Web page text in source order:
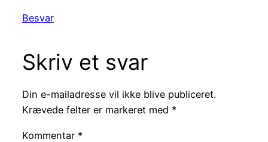
Besvar
Skriv et svar
Din e-mailadresse vil ikke blive publiceret.
Krævede felter er markeret med *
Kommentar *